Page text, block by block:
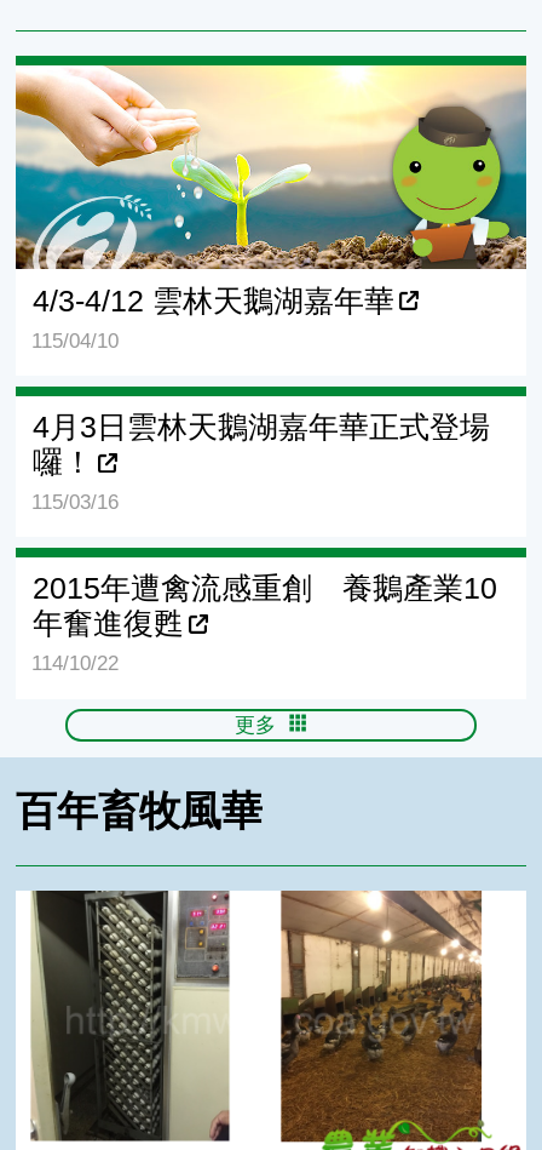
4/3-4/12 雲林天鵝湖嘉年華
4/3-4/12 雲林天鵝湖嘉年華
115/04/10
4月3日雲林天鵝湖嘉年華正式登場
囉！
115/03/16
2015年遭禽流感重創 養鵝產業10
年奮進復甦
114/10/22
更多
百年畜牧風華
匈牙利研習分享